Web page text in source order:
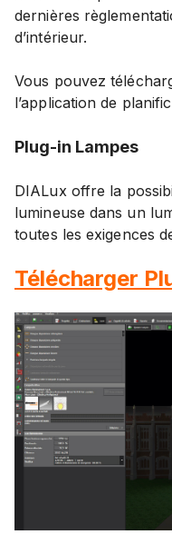
dernières
d’intérieur.
Vous pouvez
l’application de
Plug-in Lampes
DIALux offre la
lumineuse dans un
toutes les exigences
Télécharger